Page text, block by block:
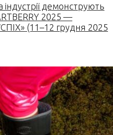
демонструють
2025 —
(11–12 грудня 2025